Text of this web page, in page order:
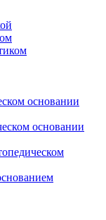
основании
основании